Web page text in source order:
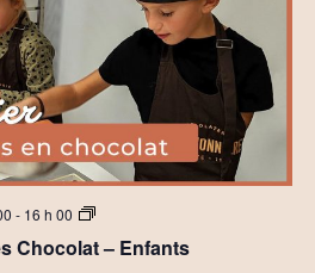
Chocolat – Enfants
- 16 h 00
A
e